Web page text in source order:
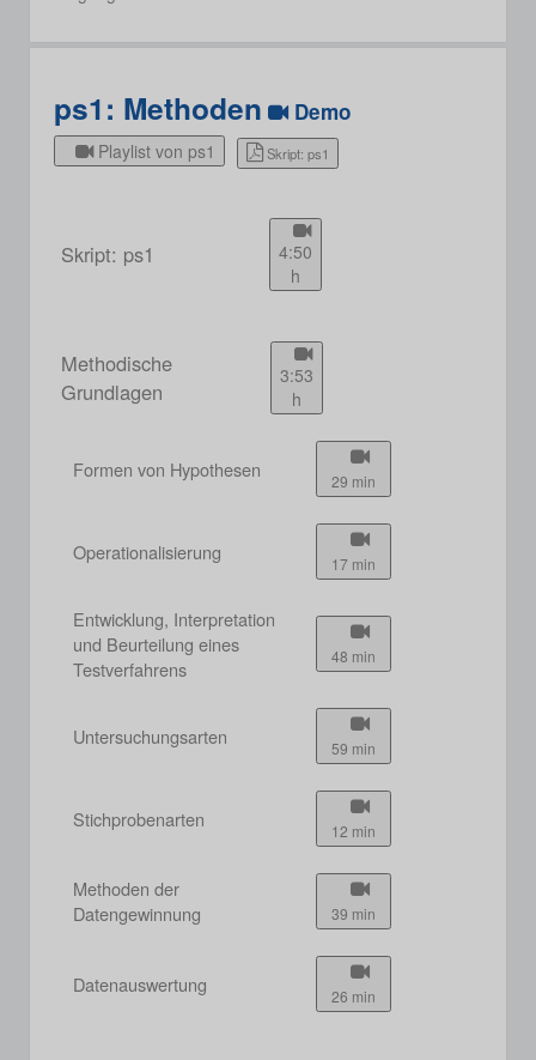
ps1: Methoden Demo
Playlist von ps1 Skript: ps1
Skript: ps1
4:50
h
Methodische
Grundlagen
3:53
h
Formen von Hypothesen 29 min
Operationalisierung 17 min
Entwicklung, Interpretation
und Beurteilung eines
Testverfahrens
48 min
Untersuchungsarten 59 min
Stichprobenarten 12 min
Methoden der
Datengewinnung
39 min
Datenauswertung 26 min